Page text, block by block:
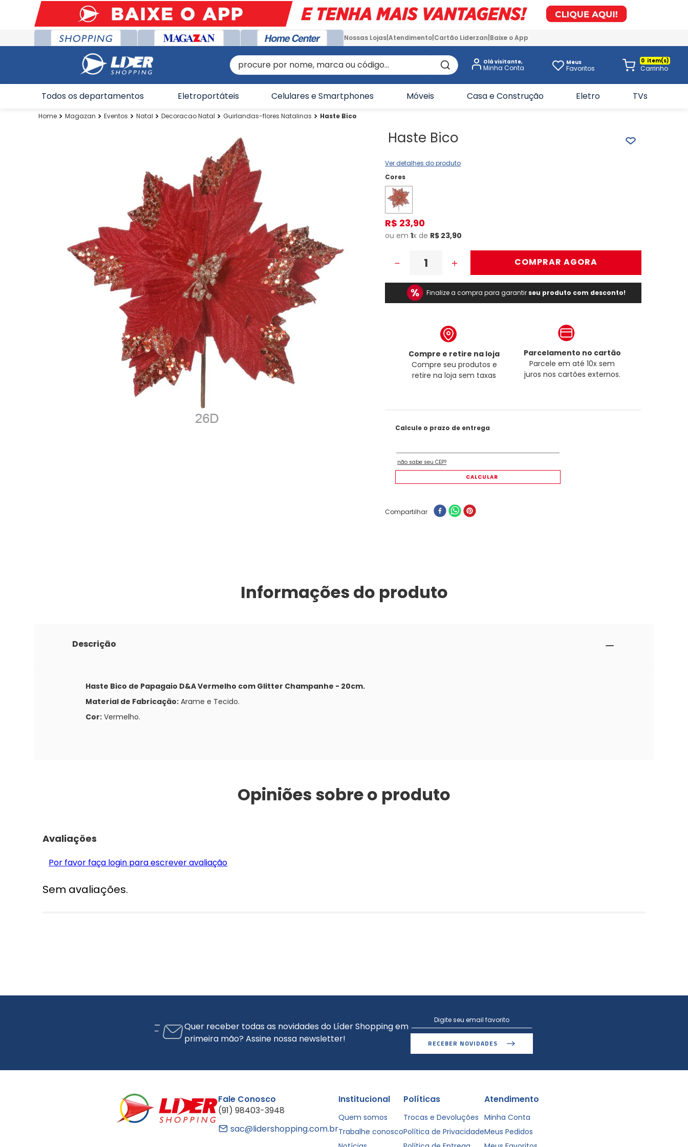
Nossas Lojas Atendimento Cartão Liderzan Baixe o App
procure por nome, marca ou código... Olá visitante, Meus
Favoritos
0
Todos os departamentos Eletroportáteis Celulares e Smartphones Móveis Casa e Construção Eletro TVs
Magazan Eventos Natal Decoracao Natal Guirlandas-flores Natalinas Haste Bico
Haste Bico
Ver detalhes do produto
R$ 23,90
ou em1x de R$ 23,90
＋
－ COMPRAR AGORA
Finalize a compra para garantir seu produto com desconto!
Compre e retire na loja
Compre seu produtos e
retire na loja sem taxas
Parcelamento no cartão
Parcele em até 10x sem
juros nos cartões externos.
Compartilhar
Informações do produto
Descrição
Haste Bico de Papagaio D&A Vermelho com Glitter Champanhe - 20cm.
Material de Fabricação: Arame e Tecido.
Cor: Vermelho.
Opiniões sobre o produto
Avaliações
Por favor faça login para escrever avaliação
Sem avaliações.
Quer receber todas as novidades do Líder Shopping em
primeira mão? Assine nossa newsletter!
RECEBER NOVIDADES
Fale Conosco
(91) 98403-3948
sac@lidershopping.com.br
Institucional
Quem somos
Trabalhe conosco
Políticas
Trocas e Devoluções
Política de Privacidade
Atendimento
Minha Conta
Meus Pedidos